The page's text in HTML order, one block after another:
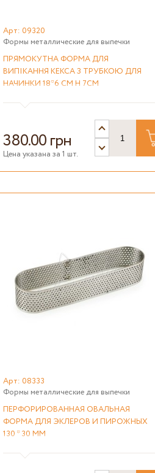
Арт: 09320
Формы металлические для выпечки
ПРЯМОКУТНА ФОРМА ДЛЯ
ВИПІКАННЯ КЕКСА З ТРУБКОЮ ДЛЯ
НАЧИНКИ 18*6 СМ H 7СМ
380.00 грн
Цена указана за 1 шт.
Арт: 08333
Формы металлические для выпечки
ПЕРФОРИРОВАННАЯ ОВАЛЬНАЯ
ФОРМА ДЛЯ ЭКЛЕРОВ И ПИРОЖНЫХ
130 * 30 ММ